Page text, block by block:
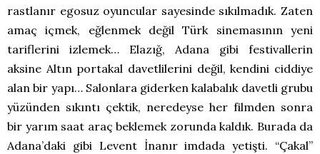
rastlanır egosuz oyuncular sayesinde sıkılmadık. Zaten
amaç içmek, eğlenmek değil Türk sinemasının yeni
tariflerini izlemek… Elazığ, Adana gibi festivallerin
aksine Altın portakal davetlilerini değil, kendini ciddiye
alan bir yapı… Salonlara giderken kalabalık davetli grubu
yüzünden sıkıntı çektik, neredeyse her filmden sonra
bir yarım saat araç beklemek zorunda kaldık. Burada da
Adana’daki gibi Levent İnanır imdada yetişti. “Çakal”